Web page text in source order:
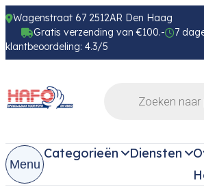
Wagenstraat 67 2512AR Den Haag
Gratis verzending van €100.-
7
klantbeoordeling: 4.3/5
Menu
Categorieën Diensten